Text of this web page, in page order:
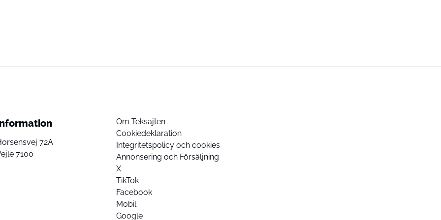
72A
7100
Om Teksajten
Cookiedeklaration
Integritetspolicy och cookies
Annonsering och Försäljning
X
TikTok
Facebook
Mobil
Google